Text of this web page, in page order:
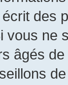
des
ne
âgés